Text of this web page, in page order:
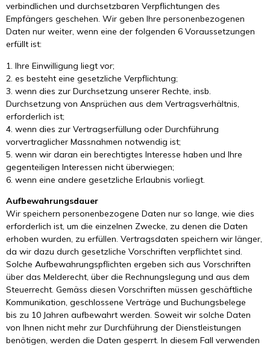
verbindlichen und durchsetzbaren Verpflichtungen des
Empfängers geschehen. Wir geben Ihre personenbezogenen
Daten nur weiter, wenn eine der folgenden 6 Voraussetzungen
erfüllt ist:
1. Ihre Einwilligung liegt vor;
2. es besteht eine gesetzliche Verpflichtung;
3. wenn dies zur Durchsetzung unserer Rechte, insb.
Durchsetzung von Ansprüchen aus dem Vertragsverhältnis,
erforderlich ist;
4. wenn dies zur Vertragserfüllung oder Durchführung
vorvertraglicher Massnahmen notwendig ist;
5. wenn wir daran ein berechtigtes Interesse haben und Ihre
gegenteiligen Interessen nicht überwiegen;
6. wenn eine andere gesetzliche Erlaubnis vorliegt.
Aufbewahrungsdauer
Wir speichern personenbezogene Daten nur so lange, wie dies
erforderlich ist, um die einzelnen Zwecke, zu denen die Daten
erhoben wurden, zu erfüllen. Vertragsdaten speichern wir länger,
da wir dazu durch gesetzliche Vorschriften verpflichtet sind.
Solche Aufbewahrungspflichten ergeben sich aus Vorschriften
über das Melderecht, über die Rechnungslegung und aus dem
Steuerrecht. Gemäss diesen Vorschriften müssen geschäftliche
Kommunikation, geschlossene Verträge und Buchungsbelege
bis zu 10 Jahren aufbewahrt werden. Soweit wir solche Daten
von Ihnen nicht mehr zur Durchführung der Dienstleistungen
benötigen, werden die Daten gesperrt. In diesem Fall verwenden